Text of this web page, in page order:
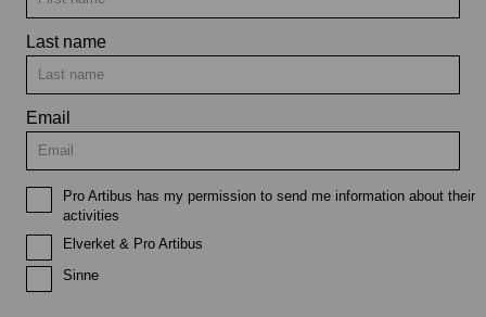
Last name
Email
Pro Artibus has my permission to send me information about their
activities
Elverket & Pro Artibus
Sinne